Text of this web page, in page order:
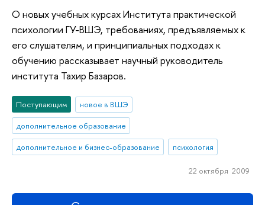
О новых учебных курсах Института практической
психологии ГУ-ВШЭ, требованиях, предъявляемых к
его слушателям, и принципиальных подходах к
обучению рассказывает научный руководитель
института Тахир Базаров.
Поступающим
новое в ВШЭ
дополнительное образование
дополнительное и бизнес-образование
психология
22 октября 2009